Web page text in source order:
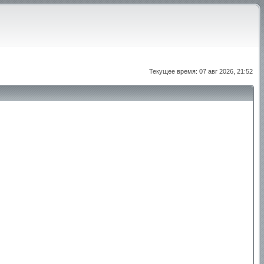
Текущее время: 07 авг 2026, 21:52